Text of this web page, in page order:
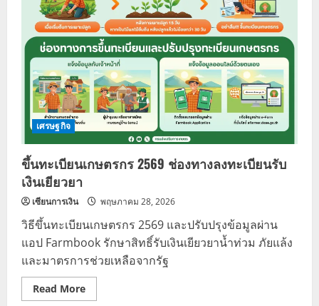
เศรษฐกิจ
ขึ้นทะเบียนเกษตรกร 2569 ช่องทางลงทะเบียนรับ
เงินเยียวยา
เซียนการเงิน พฤษภาคม 28, 2026
วิธีขึ้นทะเบียนเกษตรกร 2569 และปรับปรุงข้อมูลผ่าน
แอป Farmbook รักษาสิทธิ์รับเงินเยียวยาน้ำท่วม ภัยแล้ง
และมาตรการช่วยเหลือจากรัฐ
Read MoreRead
more